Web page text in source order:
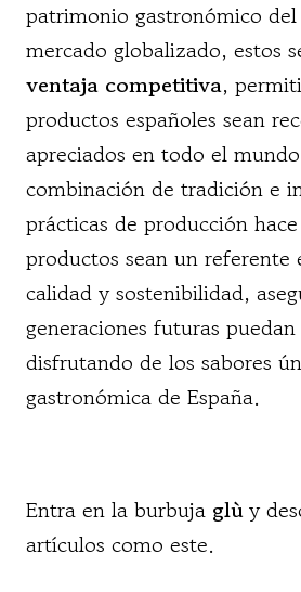
patrimonio gastronómico
mercado globalizado, estos
ventaja competitiva,
productos españoles sean
apreciados en todo el
combinación de tradición e
prácticas de producción
productos sean un referente
calidad y sostenibilidad,
generaciones futuras
disfrutando de los sabores
gastronómica de España.
Entra en la burbuja glùy
artículos como este.